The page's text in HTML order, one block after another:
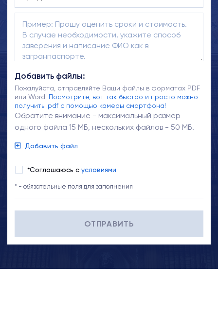
Добавить файлы:
Пожалуйста, отправляйте Ваши файлы в форматах PDF
или Word. Посмотрите, вот так быстро и просто можно
получить .pdf с помощью камеры смартфона!
Обратите внимание - максимальный размер
одного файла 15 МБ, нескольких файлов - 50 МБ.
Добавить файл
*Соглашаюсь с условиями
* - обязательные поля для заполнения
ОТПРАВИТЬ